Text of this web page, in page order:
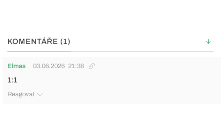
KOMENTÁŘE (1)
Elmas 03.06.2026 21:38
1:1
Reagovat